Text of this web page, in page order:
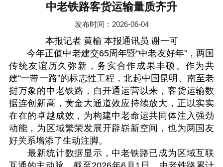
中老铁路客货运输量质齐升
发布时间：2026-06-04
本报记者 黄榆 本报通讯员 谢一可
今年正值中老建交65周年暨“中老友好年”，两国
传统友谊历久弥新，务实合作成果丰硕。作为共
建“一带一路”的标志性工程，北起中国昆明、南至老
挝万象的中老铁路，自开通运营以来，客货运输数
据连创新高，黄金大通道效应持续放大，正以实实
在在的卓越成效，为构建中老命运共同体注入强劲
动能，为区域繁荣发展开辟崭新空间，也为两国友
好关系增添了生动注脚。
最新统计数据显示，中老铁路已成为区域互联